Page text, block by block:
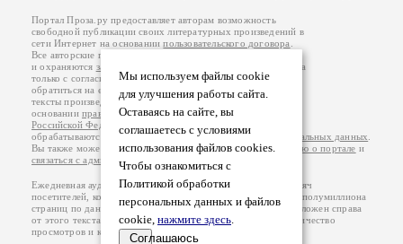
Мы используем файлы cookie
для улучшения работы сайта.
Оставаясь на сайте, вы
соглашаетесь с условиями
использования файлов cookies.
Чтобы ознакомиться с
Политикой обработки
персональных данных и файлов
cookie, нажмите здесь.
Соглашаюсь
Портал Проза.ру предоставляет авторам возможность
свободной публикации своих литературных произведений в
сети Интернет на основаниипользовательского договора
Все авторские права на произведения принадлежат авторам
и охраняются законом
. Перепечатка произведений возможна
только с согласия его автора, к которому вы можете
обратиться на его авторской странице. Ответственность за
тексты произведений авторы несут самостоятельно на
основанииправил публикацииизаконодательства
Российской Федерации
обрабатываются на основанииПолитики обработки персональных данных
Вы также можете посмотреть более подробнуюинформацию о портале и
связаться с администрацией
Ежедневная аудитория портала Проза.ру – порядка 100 тысяч
посетителей, которые в общей сумме просматривают более полумиллиона
страниц по данным счетчика посещаемости, который расположен справа
от этого текста. В каждой графе указано по две цифры: количество
просмотров и количество посетителей.